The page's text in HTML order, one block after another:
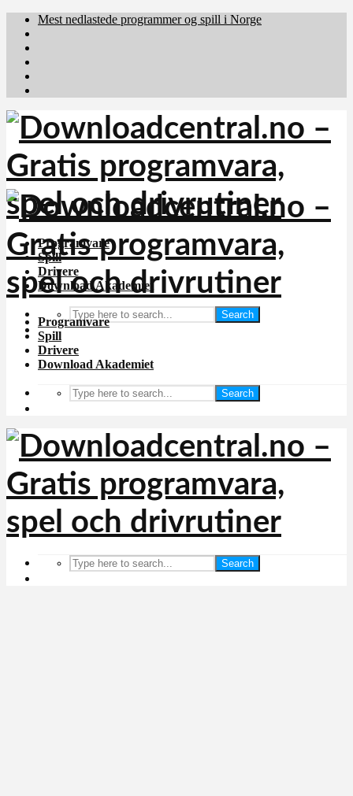
Mest nedlastede programmer og spill i Norge
Programvare
Spill
Drivere
Download Akademiet
Search
Programvare
Spill
Drivere
Download Akademiet
Search
Search